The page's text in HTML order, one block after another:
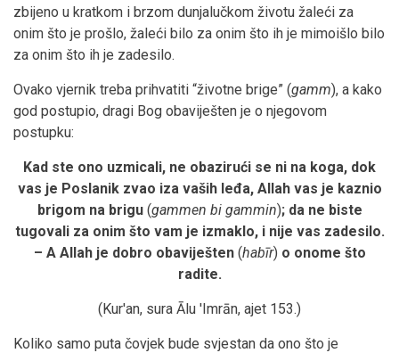
zbijeno u kratkom i brzom dunjalučkom životu žaleći za
onim što je prošlo, žaleći bilo za onim što ih je mimoišlo bilo
za onim što ih je zadesilo.
Ovako vjernik treba prihvatiti “životne brige” (gamm), a kako
god postupio, dragi Bog obaviješten je o njegovom
postupku:
Kad ste ono uzmicali, ne obazirući se ni na koga, dok
vas je Poslanik zvao iza vaših leđa, Allah vas je kaznio
brigom na brigu(gammen bi gammin); da ne biste
tugovali za onim što vam je izmaklo, i nije vas zadesilo.
– A Allah je dobro obaviješten(habīr)o onome što
radite.
(Kur'an, sura Ālu 'Imrān, ajet 153.)
Koliko samo puta čovjek bude svjestan da ono što je